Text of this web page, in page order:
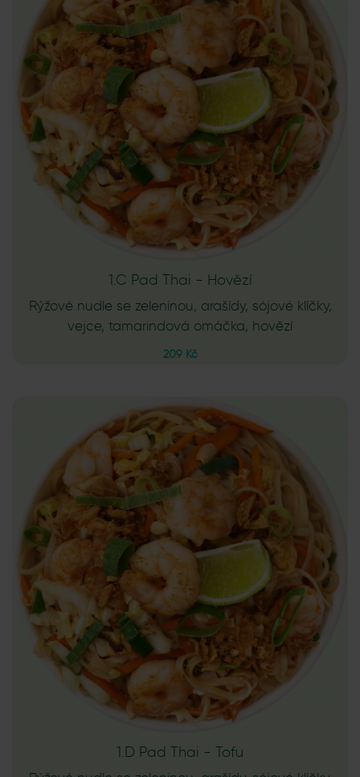
1.C Pad Thai - Hovězí
Rýžové nudle se zeleninou, arašídy, sójové klíčky,
vejce, tamarindová omáčka, hovězí
209 Kč
1.D Pad Thai - Tofu